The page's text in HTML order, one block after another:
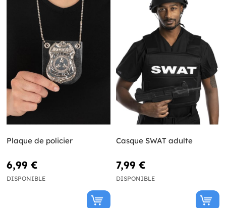
Plaque de policier
6,99 €
DISPONIBLE
Casque SWAT adulte
7,99 €
DISPONIBLE